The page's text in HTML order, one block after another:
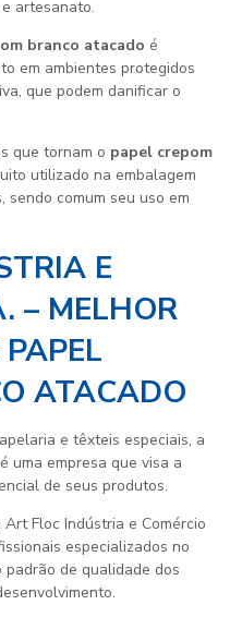
artesanato.
branco atacado é
em ambientes protegidos
que podem danificar o
que tornam o papel crepom
utilizado na embalagem
sendo comum seu uso em
E
– MELHOR
ATACADO
e têxteis especiais, a
uma empresa que visa a
de seus produtos.
Floc Indústria e Comércio
especializados no
de qualidade dos